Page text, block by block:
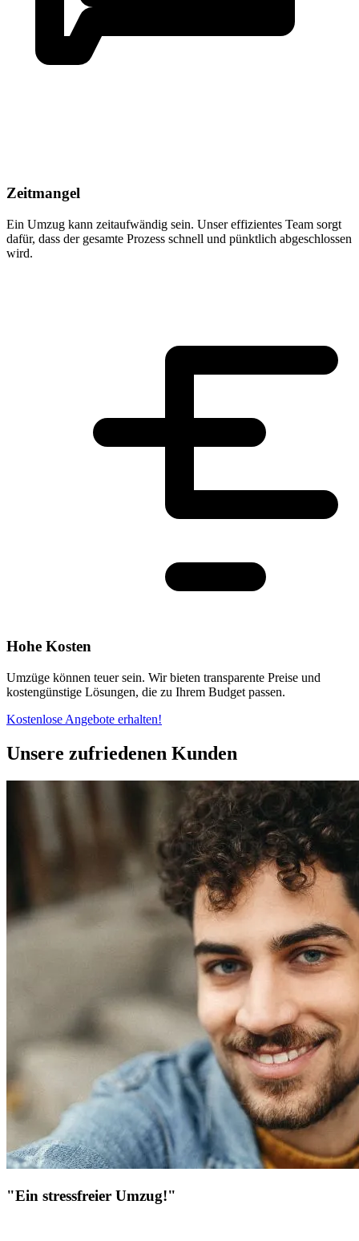
Zeitmangel
Ein Umzug kann zeitaufwändig sein. Unser effizientes Team sorgt
dafür, dass der gesamte Prozess schnell und pünktlich abgeschlossen
wird.
Hohe Kosten
Umzüge können teuer sein. Wir bieten transparente Preise und
kostengünstige Lösungen, die zu Ihrem Budget passen.
Kostenlose Angebote erhalten!
Unsere zufriedenen Kunden
"Ein stressfreier Umzug!"